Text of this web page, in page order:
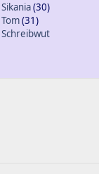
Sikania(30)
Tom(31)
Schreibwut